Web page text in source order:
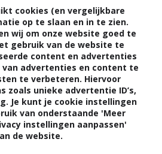
superset af. En zo
daar in
kunnen
is. Niet
vrouwen. En ik
cookies (en vergelijkbare
op te slaan en in te zien.
wij om onze website goed te
gebruik van de website te
content en advertenties
advertenties en content te
te verbeteren. Hiervoor
zoals unieke advertentie ID’s,
Je kunt je cookie instellingen
van onderstaande 'Meer
instellingen aanpassen'
de website.